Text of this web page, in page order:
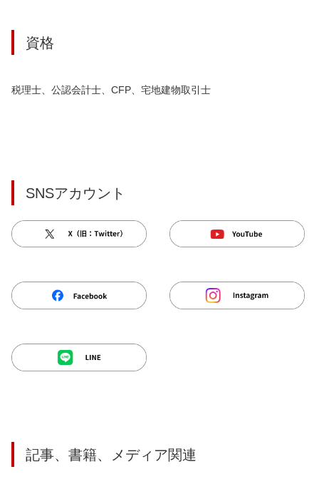
資格
税理士、公認会計士、CFP、宅地建物取引士
SNSアカウント
記事、書籍、メディア関連